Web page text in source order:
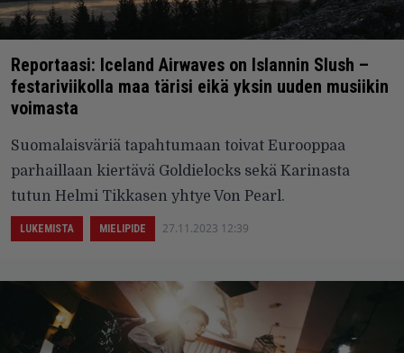
Reportaasi: Iceland Airwaves on Islannin Slush –
festariviikolla maa tärisi eikä yksin uuden musiikin
voimasta
Suomalaisväriä tapahtumaan toivat Eurooppaa
parhaillaan kiertävä Goldielocks sekä Karinasta
tutun Helmi Tikkasen yhtye Von Pearl.
LUKEMISTA MIELIPIDE 27.11.2023 12:39